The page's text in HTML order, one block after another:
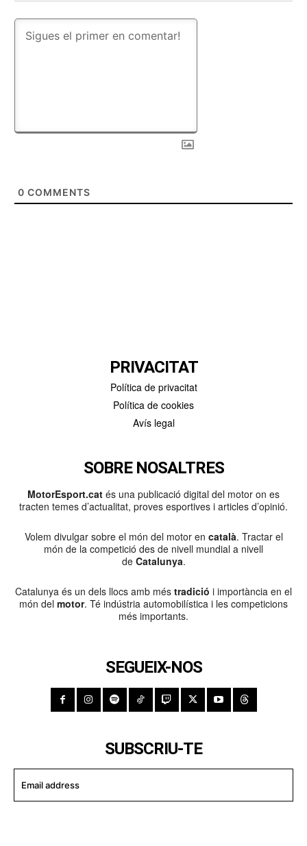
0 COMMENTS
PRIVACITAT
Política de privacitat
Política de cookies
Avís legal
SOBRE NOSALTRES
MotorEsport.cat és una publicació digital del motor on es
tracten temes d’actualitat, proves esportives i articles d’opinió.
Volem divulgar sobre el món del motor en català. Tractar el
món de la competició des de nivell mundial a nivell
de Catalunya.
Catalunya és un dels llocs amb més tradició i importància en el
món del motor. Té indústria automobilística i les competicions
més importants.
SEGUEIX-NOS
SUBSCRIU-TE